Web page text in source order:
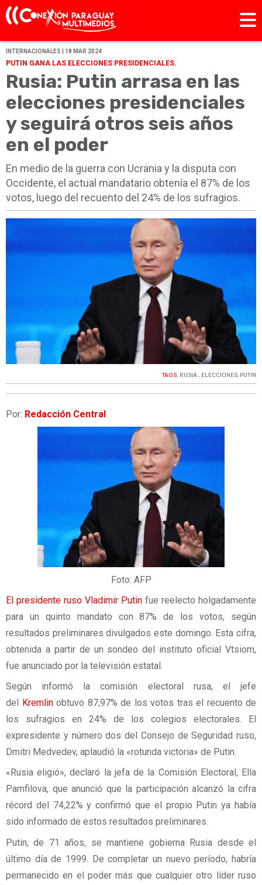
INTERNACIONALES | 18 MAR 2024
PUTIN GANA LAS ELECCIONES PRESIDENCIALES.
Rusia: Putin arrasa en las
elecciones presidenciales
y seguirá otros seis años
en el poder
En medio de la guerra con Ucrania y la disputa con
Occidente, el actual mandatario obtenía el 87% de los
votos, luego del recuento del 24% de los sufragios.
TAGS: RUSIA., ELECCIONES, PUTIN
Por: Redacción Central
Foto: AFP
El presidente ruso Vladimir Putin fue reelecto holgadamente
para un quinto mandato con 87% de los votos, según
resultados preliminares divulgados este domingo. Esta cifra,
obtenida a partir de un sondeo del instituto oficial Vtsiom,
fue anunciado por la televisión estatal.
Según informó la comisión electoral rusa, el jefe
del
Kremlinobtuvo 87,97% de los votos tras el recuento de
los sufragios en 24% de los colegios electorales. El
expresidente y número dos del Consejo de Seguridad ruso,
Dmitri Medvedev, aplaudió la «rotunda victoria» de Putin.
«Rusia eligió», declaró la jefa de la Comisión Electoral, Ella
Pamfilova, que anunció que la participación alcanzó la cifra
récord del 74,22% y confirmó que el propio Putin ya había
sido informado de estos resultados preliminares.
Putin, de 71 años, se mantiene gobierna Rusia desde el
último día de 1999. De completar un nuevo período, habría
permanecido en el poder más que cualquier otro líder ruso